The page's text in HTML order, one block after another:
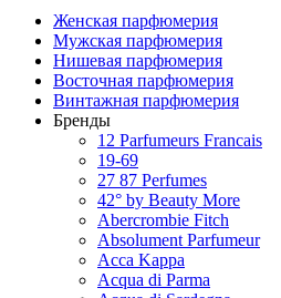
Женская парфюмерия
Мужская парфюмерия
Нишевая парфюмерия
Восточная парфюмерия
Винтажная парфюмерия
Бренды
12 Parfumeurs Francais
19-69
27 87 Perfumes
42° by Beauty More
Abercrombie Fitch
Absolument Parfumeur
Acca Kappa
Acqua di Parma